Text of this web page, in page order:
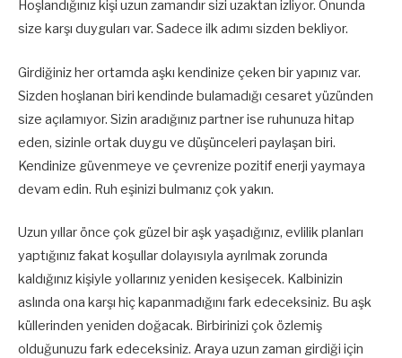
Hoşlandığınız kişi uzun zamandır sizi uzaktan izliyor. Onunda
size karşı duyguları var. Sadece ilk adımı sizden bekliyor.
Girdiğiniz her ortamda aşkı kendinize çeken bir yapınız var.
Sizden hoşlanan biri kendinde bulamadığı cesaret yüzünden
size açılamıyor. Sizin aradığınız partner ise ruhunuza hitap
eden, sizinle ortak duygu ve düşünceleri paylaşan biri.
Kendinize güvenmeye ve çevrenize pozitif enerji yaymaya
devam edin. Ruh eşinizi bulmanız çok yakın.
Uzun yıllar önce çok güzel bir aşk yaşadığınız, evlilik planları
yaptığınız fakat koşullar dolayısıyla ayrılmak zorunda
kaldığınız kişiyle yollarınız yeniden kesişecek. Kalbinizin
aslında ona karşı hiç kapanmadığını fark edeceksiniz. Bu aşk
küllerinden yeniden doğacak. Birbirinizi çok özlemiş
olduğunuzu fark edeceksiniz. Araya uzun zaman girdiği için